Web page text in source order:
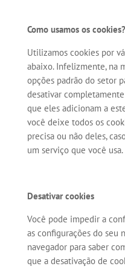
Como usamos os cookies?
Utilizamos cookies por
abaixo. Infelizmente, na
opções padrão do setor
desativar
que eles adicionam a
você deixe todos os
precisa ou não deles,
um serviço que você usa.
Desativar cookies
Você pode impedir a
as configurações do seu
navegador para saber
que a desativação de